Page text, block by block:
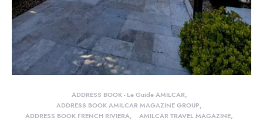
ADDRESS BOOK - Le Guide AMILCAR
ADDRESS BOOK AMILCAR MAGAZINE GROUP
ADDRESS BOOK FRENCH RIVIERA
AMILCAR TRAVEL MAGAZINE